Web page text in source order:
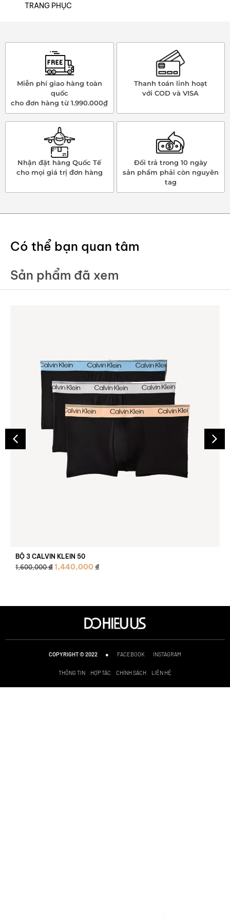
TRANG PHỤC
Miễn phí giao hàng toàn
quốc
cho đơn hàng từ 1.990.000₫
Thanh toán linh hoạt
với COD và VISA
Nhận đặt hàng Quốc Tế
cho mọi giá trị đơn hàng
Đổi trả trong 10 ngày
sản phẩm phải còn nguyên
tag
Có thể bạn quan tâm
Sản phẩm đã xem
BỘ 3 CALVIN KLEIN 50
1,600,000₫1,440,000₫
COPYRIGHT © 2022 ● FACEBOOK INSTAGRAM
THÔNG TIN HỢP TÁC CHÍNH SÁCH LIÊN HỆ